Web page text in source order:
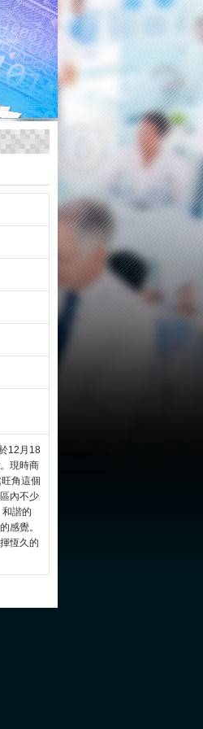
12月18
現時商
角這個
內不少
諧的
感覺。
恆久的